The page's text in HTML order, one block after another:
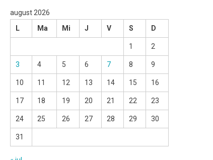
august 2026
L
Ma Mi J V S D
1 2
3 4 5 6 7 8 9
10 11 12 13 14 15 16
17 18 19 20 21 22 23
24 25 26 27 28 29 30
31